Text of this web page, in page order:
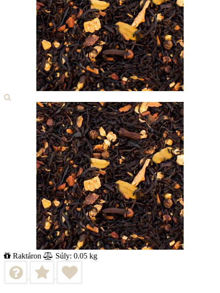
Raktáron Súly: 0.05 kg